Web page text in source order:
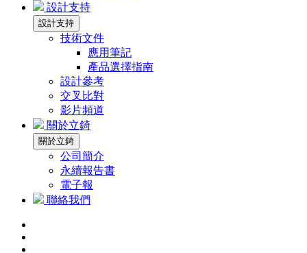
設計支持
設計支持
技術文件
應用筆記
產品選擇指南
設計參考
交叉比對
影片頻道
關於立錡
關於立錡
公司簡介
永續報告書
電子報
聯絡我們